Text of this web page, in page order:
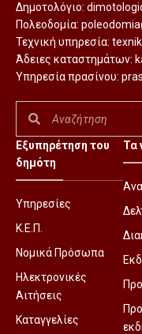
Δημοτολόγιο:
Πολεοδομία:
Τεχνική υπηρεσία:
Άδειες καταστημάτων:
Υπηρεσία πρασίνου:
Εξυπηρέτηση του
δημότη
Υπηρεσίες
Κ.Ε.Π.
Νομικά Πρόσωπα
Ηλεκτρονικές
Αιτήσεις
Καταγγελίες
Τα